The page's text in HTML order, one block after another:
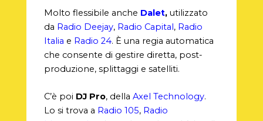
Molto flessibile anche Dalet,utilizzato
da Radio Deejay, Radio Capital, Radio
Italia e Radio 24. È una regia automatica
che consente di gestire diretta, post-
produzione, splittaggi e satelliti.
C’è poi DJ Pro, della Axel Technology.
Lo si trova a Radio 105, Radio